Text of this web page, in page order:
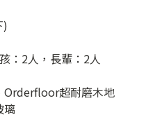
)
：2人，長輩：2人
Orderfloor超耐磨木地
璃